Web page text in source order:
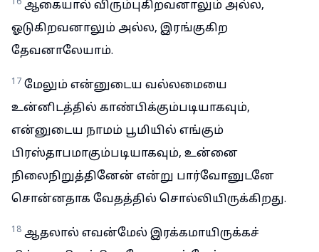
16 ஆகையால் விரும்புகிறவனாலும் அல்ல,
ஓடுகிறவனாலும் அல்ல, இரங்குகிற
தேவனாலேயாம்.
17 மேலும் என்னுடைய வல்லமையை
உன்னிடத்தில் காண்பிக்கும்படியாகவும்,
என்னுடைய நாமம் பூமியில் எங்கும்
பிரஸ்தாபமாகும்படியாகவும், உன்னை
நிலைநிறுத்தினேன் என்று பார்வோனுடனே
சொன்னதாக வேதத்தில் சொல்லியிருக்கிறது.
18 ஆதலால் எவன்மேல் இரக்கமாயிருக்கச்